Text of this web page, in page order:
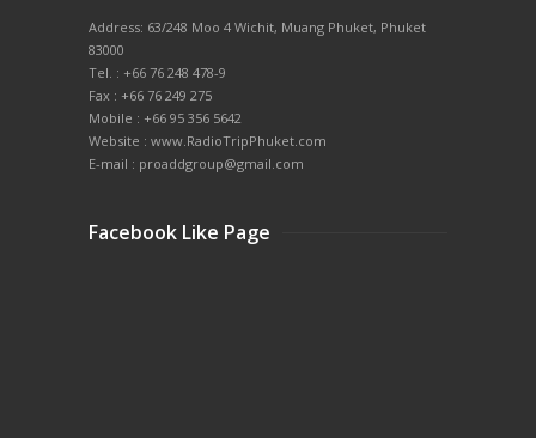
Address: 63/248 Moo 4 Wichit, Muang Phuket, Phuket
83000
Tel. : +66 76 248 478-9
Fax : +66 76 249 275
Mobile : +66 95 356 5642
Website : www.RadioTripPhuket.com
E-mail : proaddgroup@gmail.com
Facebook Like Page